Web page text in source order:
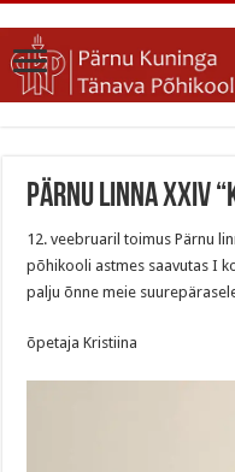
Pärnu linna XXIV
12. veebruaril toimus Pärnu
põhikooli astmes saavutas I
palju õnne meie
õpetaja Kristiina